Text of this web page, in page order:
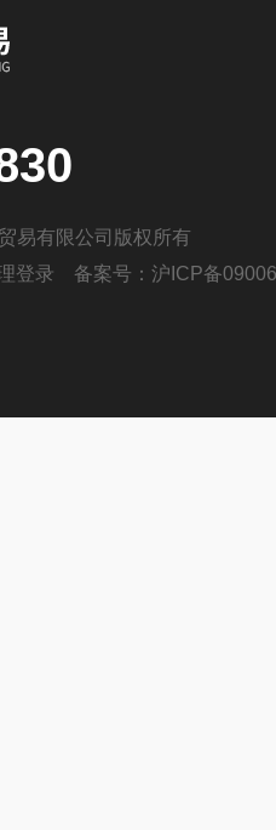
易有限公司版权所有
登录 备案号： 沪ICP备